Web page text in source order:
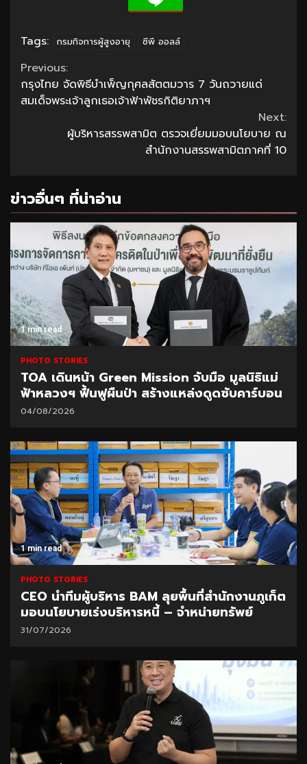
Tags: กรมกิจการผู้สูงอายุ ซีพี ออลล์
Continue
Reading
Previous:
กรุงไทย จัดพิธีบำเพ็ญกุศลสัตตมวาร 7 วันถวายแด่
สมเด็จพระเจ้าลูกเธอเจ้าฟ้าพัชรกิติยาภาฯ
Next:
ผู้บริหารสรรพสามิต ตรวจเยี่ยมมอบนโยบาย ณ
สำนักงานสรรพสามิตภาคที่ 10
ข่าวอื่นๆ ที่น่าอ่าน
1 min read
PHOTO STORIES
TOA เดินหน้า Green Mission จับมือ มูลนิธิแม่
ฟ้าหลวงฯ ฟื้นฟูผืนป่า สร้างแหล่งดูดซับคาร์บอน
04/08/2026
1 min read
PHOTO STORIES
CEO นำทีมผู้บริหาร BAM ลุยพื้นที่สำนักงานภูเก็ต
มอบนโยบายเร่งบริหารหนี้ – จำหน่ายทรัพย์
31/07/2026